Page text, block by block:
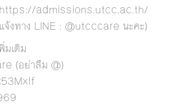
https://admissions.utcc.ac.th/
จ้งทาง LINE : @utcccare นะคะ)
มเติม
(อย่าลืม @)